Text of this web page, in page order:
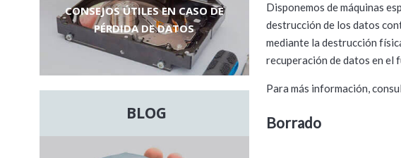
Disponemos de máquinas
destrucción de los datos
mediante la destrucción
recuperación de datos en el
Para más información,
Borrado
CONSEJOS ÚTILES EN CASO DE
PÉRDIDA DE DATOS
BLOG